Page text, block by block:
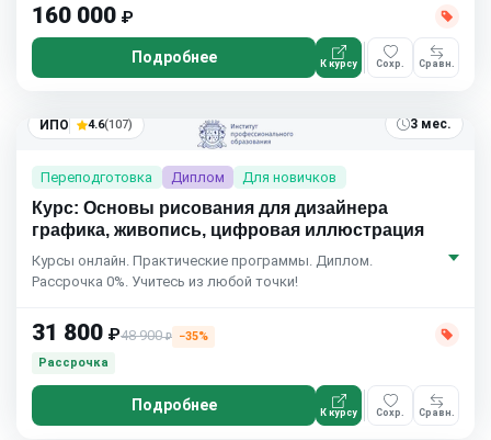
160 000 ₽
Подробнее К курсу Сохр. Сравн.
ИПО 4.6(107) 3 мес.
Переподготовка Диплом Для новичков
Курс: Основы рисования для дизайнера
графика, живопись, цифровая иллюстрация
Курсы онлайн. Практические программы. Диплом.
Рассрочка 0%. Учитесь из любой точки!
31 800 ₽48 900₽
−35%
Рассрочка
Подробнее К курсу Сохр. Сравн.